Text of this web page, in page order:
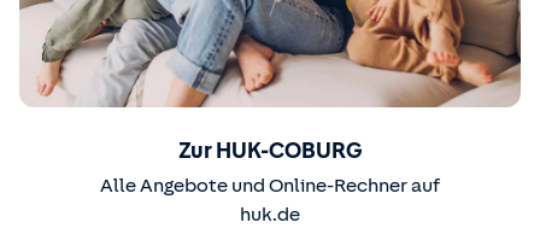
Zur HUK-COBURG
Alle Angebote und Online-Rechner auf
huk.de